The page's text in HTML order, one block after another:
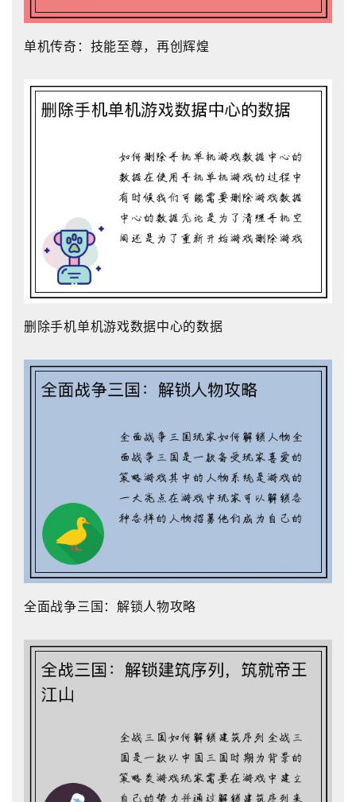
单机传奇：技能至尊，再创辉煌
删除手机单机游戏数据中心的数据
全面战争三国：解锁人物攻略